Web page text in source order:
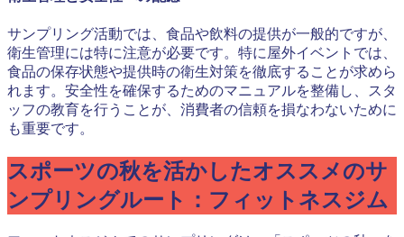
サンプリング活動では、食品や飲料の提供が一般的ですが、
衛生管理には特に注意が必要です。特に屋外イベントでは、
食品の保存状態や提供時の衛生対策を徹底することが求めら
れます。安全性を確保するためのマニュアルを整備し、スタ
ッフの教育を行うことが、消費者の信頼を損なわないために
も重要です。
スポーツの秋を活かしたオススメのサ
ンプリングルート：フィットネスジム